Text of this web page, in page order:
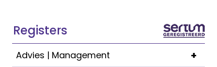
Registers
+
Advies | Management